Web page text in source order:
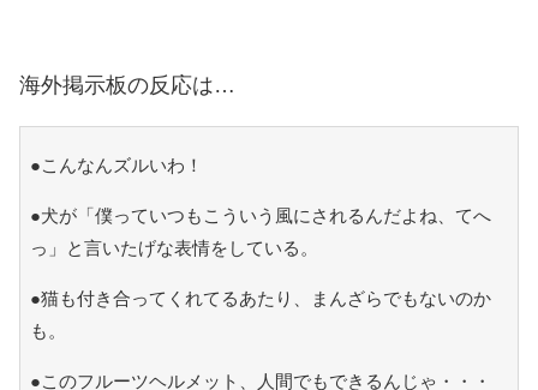
海外掲示板の反応は…
●こんなんズルいわ！
●犬が「僕っていつもこういう風にされるんだよね、てへ
っ」と言いたげな表情をしている。
●猫も付き合ってくれてるあたり、まんざらでもないのか
も。
●このフルーツヘルメット、人間でもできるんじゃ・・・